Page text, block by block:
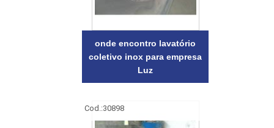
onde encontro lavatório
coletivo inox para empresa
Luz
Cod.:30898